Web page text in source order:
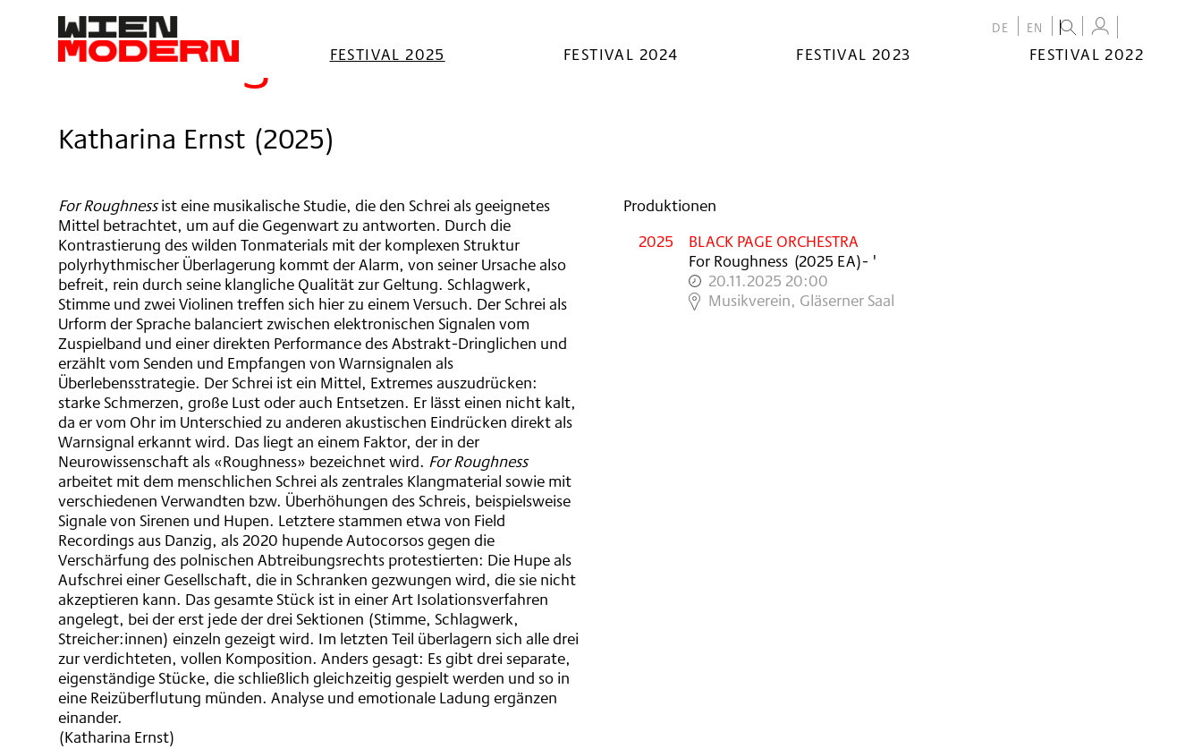
springen
DE EN
FESTIVAL 2025 FESTIVAL 2024 FESTIVAL 2023 FESTIVAL 2022
For Roughness
Katharina Ernst (2025)
For Roughnessist eine musikalische Studie, die den Schrei als geeignetes
Mittel betrachtet, um auf die Gegenwart zu antworten. Durch die
Kontrastierung des wilden Tonmaterials mit der komplexen Struktur
polyrhythmischer Überlagerung kommt der Alarm, von seiner Ursache also
befreit, rein durch seine klangliche Qualität zur Geltung. Schlagwerk,
Stimme und zwei Violinen treffen sich hier zu einem Versuch. Der Schrei als
Urform der Sprache balanciert zwischen elektronischen Signalen vom
Zuspielband und einer direkten Performance des Abstrakt-Dringlichen und
erzählt vom Senden und Empfangen von Warnsignalen als
Überlebensstrategie. Der Schrei ist ein Mittel, Extremes auszudrücken:
starke Schmerzen, große Lust oder auch Entsetzen. Er lässt einen nicht kalt,
da er vom Ohr im Unterschied zu anderen akustischen Eindrücken direkt als
Warnsignal erkannt wird. Das liegt an einem Faktor, der in der
Neurowissenschaft als «Roughness» bezeichnet wird. For Roughness
arbeitet mit dem menschlichen Schrei als zentrales Klangmaterial sowie mit
verschiedenen Verwandten bzw. Überhöhungen des Schreis, beispielsweise
Signale von Sirenen und Hupen. Letztere stammen etwa von Field
Recordings aus Danzig, als 2020 hupende Autocorsos gegen die
Verschärfung des polnischen Abtreibungsrechts protestierten: Die Hupe als
Aufschrei einer Gesellschaft, die in Schranken gezwungen wird, die sie nicht
akzeptieren kann. Das gesamte Stück ist in einer Art Isolationsverfahren
angelegt, bei der erst jede der drei Sektionen (Stimme, Schlagwerk,
Streicher:innen) einzeln gezeigt wird. Im letzten Teil überlagern sich alle drei
zur verdichteten, vollen Komposition. Anders gesagt: Es gibt drei separate,
eigenständige Stücke, die schließlich gleichzeitig gespielt werden und so in
eine Reizüberflutung münden. Analyse und emotionale Ladung ergänzen
einander.
(Katharina Ernst)
Produktionen
2025
BLACK PAGE ORCHESTRA
For Roughness (2025 EA)- '
20.11.2025 20:00
,
Musikverein, Gläserner Saal